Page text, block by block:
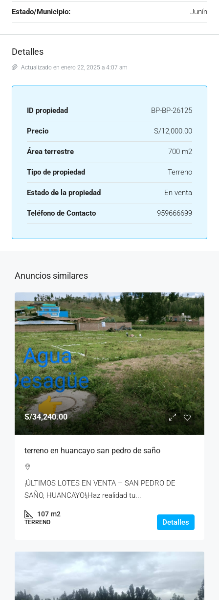
Estado/Municipio: Junín
Detalles
Actualizado en enero 22, 2025 a 4:07 am
ID propiedad BP-BP-26125
Precio S/12,000.00
Área terrestre 700 m2
Tipo de propiedad Terreno
Estado de la propiedad En venta
Teléfono de Contacto 959666699
Anuncios similares
S/34,240.00
terreno en huancayo san pedro de saño
¡ÚLTIMOS LOTES EN VENTA – SAN PEDRO DE
SAÑO, HUANCAYO!¡Haz realidad tu...
107 m2
TERRENO Detalles